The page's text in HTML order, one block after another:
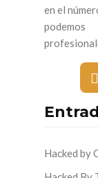
en el
Hacked by